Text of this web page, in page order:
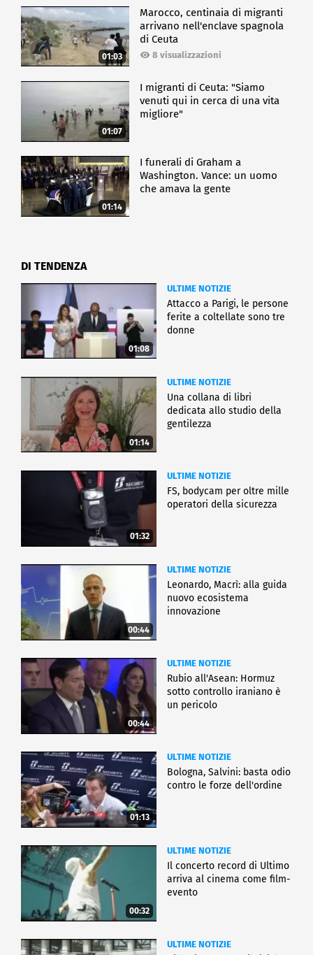
01:03
Marocco, centinaia di migranti
arrivano nell'enclave spagnola
di Ceuta
8 visualizzazioni
01:07
I migranti di Ceuta: "Siamo
venuti qui in cerca di una vita
migliore"
01:14
I funerali di Graham a
Washington. Vance: un uomo
che amava la gente
DI TENDENZA
01:08
ULTIME NOTIZIE
Attacco a Parigi, le persone
ferite a coltellate sono tre
donne
01:14
ULTIME NOTIZIE
Una collana di libri
dedicata allo studio della
gentilezza
01:32
ULTIME NOTIZIE
FS, bodycam per oltre mille
operatori della sicurezza
00:44
ULTIME NOTIZIE
Leonardo, Macrì: alla guida
nuovo ecosistema
innovazione
00:44
ULTIME NOTIZIE
Rubio all'Asean: Hormuz
sotto controllo iraniano è
un pericolo
01:13
ULTIME NOTIZIE
Bologna, Salvini: basta odio
contro le forze dell'ordine
00:32
ULTIME NOTIZIE
Il concerto record di Ultimo
arriva al cinema come film-
evento
ULTIME NOTIZIE